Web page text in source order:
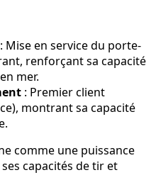
: Mise en service du porte-
renforçant sa capacité
mer.
: Premier client
montrant sa capacité
comme une puissance
capacités de tir et